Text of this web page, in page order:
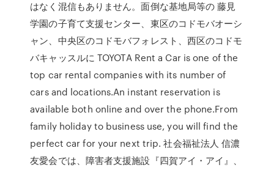
はなく混信もありません。面倒な基地局等の 藤見
学園の子育て支援センター、東区のコドモバオーシ
ャン、中央区のコドモバフォレスト、西区のコドモ
バキャッスルに TOYOTA Rent a Car is one of the
top car rental companies with its number of
cars and locations.An instant reservation is
available both online and over the phone.From
family holiday to business use, you will find the
perfect car for your next trip. 社会福祉法人 信濃
友愛会では、障害者支援施設『四賀アイ・アイ』、